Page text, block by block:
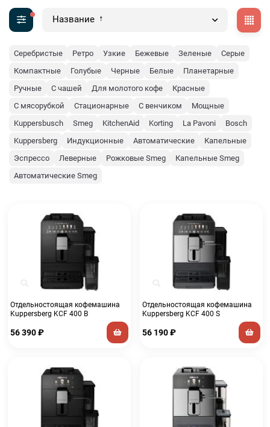
Название
Серебристые Ретро Узкие Бежевые Зеленые
Серые
Компактные
Голубые Черные Белые
Планетарные
Ручные
С чашей Для молотого кофе
Красные
С мясорубкой
Стационарные С венчиком
Мощные
Kuppersbusch
Smeg KitchenAid Korting La Pavoni
Bosch
Kuppersberg
Индукционные Автоматические
Капельные
Эспрессо
Леверные Рожковые Smeg
Капельные Smeg
Автоматические Smeg
Отдельностоящая кофемашина
Kuppersberg KCF 400 B
56 390₽
Отдельностоящая кофемашина
Kuppersberg KCF 400 S
56 190₽